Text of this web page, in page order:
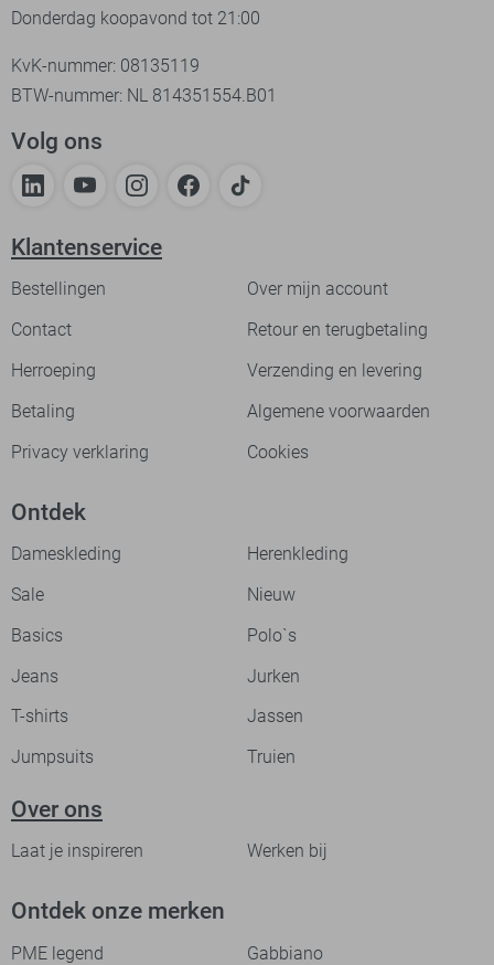
Donderdag koopavond tot 21:00
KvK-nummer: 08135119
BTW-nummer: NL 814351554.B01
Volg ons
Klantenservice
Bestellingen
Over mijn account
Contact
Retour en terugbetaling
Herroeping
Verzending en levering
Betaling
Algemene voorwaarden
Privacy verklaring
Cookies
Ontdek
Dameskleding
Herenkleding
Sale
Nieuw
Basics
Polo`s
Jeans
Jurken
T-shirts
Jassen
Jumpsuits
Truien
Over ons
Laat je inspireren Werken bij
Ontdek onze merken
PME legend
Gabbiano